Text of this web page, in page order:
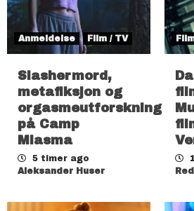
Anmeldelse Film / TV
Slashermord,
metafiksjon og
orgasmeutforskning
på Camp
Miasma
5 timer ago
Aleksander Huser